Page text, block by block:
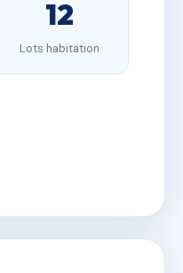
12
Lots habitation